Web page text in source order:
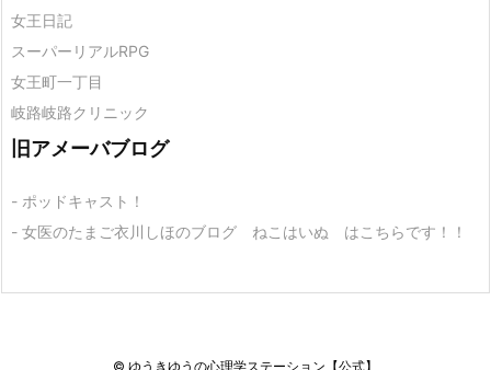
女王日記
スーパーリアルRPG
女王町一丁目
岐路岐路クリニック
旧アメーバブログ
- ポッドキャスト！
- 女医のたまご衣川しほのブログ ねこはいぬ はこちらです！！
© ゆうきゆうの心理学ステーション【公式】